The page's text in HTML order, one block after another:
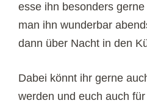
esse ihn besonders
man ihn wunderbar
dann über Nacht in den
Dabei könnt ihr gerne
werden und euch auch